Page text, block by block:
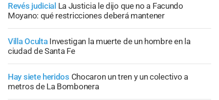
Revés judicial La Justicia le dijo que no a Facundo
Moyano: qué restricciones deberá mantener
Villa Oculta Investigan la muerte de un hombre en la
ciudad de Santa Fe
Hay siete heridos Chocaron un tren y un colectivo a
metros de La Bombonera